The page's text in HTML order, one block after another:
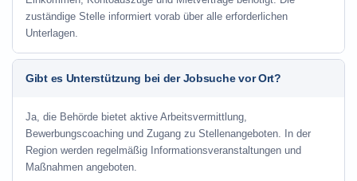
zuständige Stelle informiert vorab über alle erforderlichen
Unterlagen.
Gibt es Unterstützung bei der Jobsuche vor Ort?
Ja, die Behörde bietet aktive Arbeitsvermittlung,
Bewerbungscoaching und Zugang zu Stellenangeboten. In der
Region werden regelmäßig Informationsveranstaltungen und
Maßnahmen angeboten.